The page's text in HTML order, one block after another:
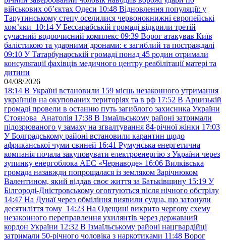
військових обʼєктах Одеси 10:48 Відновлення популяції: у
Тарутинському степу оселилися червонокнижні європейські
хом’яки 10:14 У Бессарабській громаді відкрили третій
сучасний водоочисний комплекс 09:39 Ворог атакував Київ
балістикою та ударними дронами: є загиблий та постраждалі
09:10 У Татарбунарській громаді понад 45 родин отримали
консультації фахівців медичного центру реабілітації матері та
дитини
04/08/2026
18:14 В Україні встановили 159 місць незаконного утримання
українців на окупованих територіях та в рф 17:52 В Арцизькій
громаді провели в останню путь загиблого захисника України
Стоянова Анатолія 17:38 В Ізмаїльському районі затримали
підозрюваного у замаху на зґвалтування 84-річної жінки 17:03
У Болградському районі встановили карантин щодо
африканської чуми свиней 16:41 Румунська енергетична
компанія почала закуповувати електроенергію з України через
зупинку енергоблока АЕС «Чернаводе» 16:06 Вилківська
громада назавжди попрощалася із земляком Зарічнюком
Валентином, який віддав своє життя за Батьківщину 15:19 У
Білгороді-Дністровському оговтуються після нічного обстрілу
14:47 На Дунаї через обміління виявили судна, що затонули
десятиліття тому 14:23 На Одещині викрито чергову схему
незаконного переправлення ухилянтів через державний
кордон України 12:32 В Ізмаїльському районі нацгвардійці
затримали 50-річного чоловіка з наркотиками 11:48 Ворог